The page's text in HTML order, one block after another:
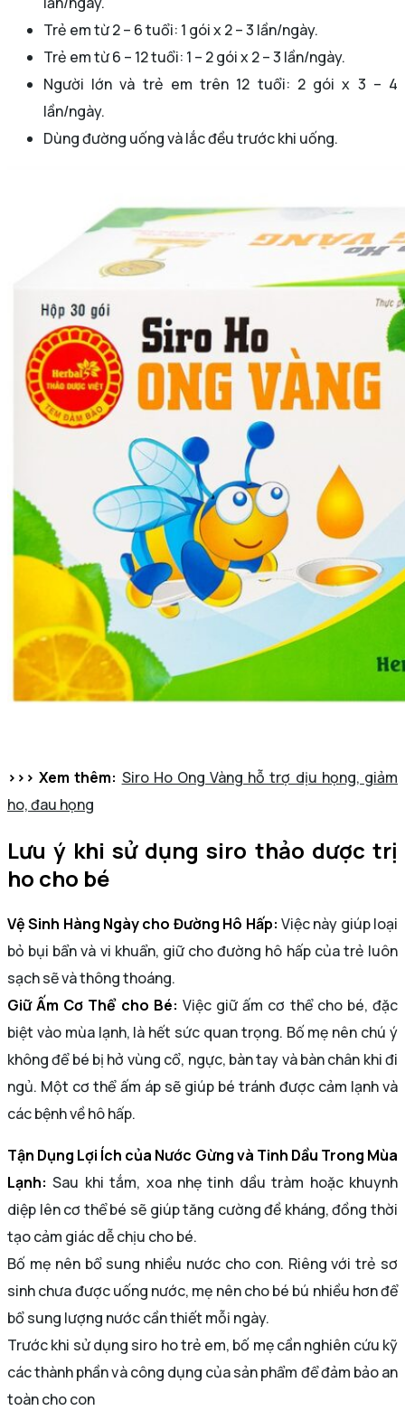
Trẻ em từ 2 – 6 tuổi: 1 gói x 2 – 3 lần/ngày.
Trẻ em từ 6 – 12 tuổi: 1 – 2 gói x 2 – 3 lần/ngày.
Người lớn và trẻ em trên 12 tuổi: 2 gói x 3 – 4
lần/ngày.
Dùng đường uống và lắc đều trước khi uống.
>>> Xem thêm: Siro Ho Ong Vàng hỗ trợ dịu họng, giảm
ho, đau họng
Lưu ý khi sử dụng siro thảo dược trị
ho cho bé
Vệ Sinh Hàng Ngày cho Đường Hô Hấp: Việc này giúp loại
bỏ bụi bẩn và vi khuẩn, giữ cho đường hô hấp của trẻ luôn
sạch sẽ và thông thoáng.
Giữ Ấm Cơ Thể cho Bé: Việc giữ ấm cơ thể cho bé, đặc
biệt vào mùa lạnh, là hết sức quan trọng. Bố mẹ nên chú ý
không để bé bị hở vùng cổ, ngực, bàn tay và bàn chân khi đi
ngủ. Một cơ thể ấm áp sẽ giúp bé tránh được cảm lạnh và
các bệnh về hô hấp.
Tận Dụng Lợi Ích của Nước Gừng và Tinh Dầu Trong Mùa
Lạnh: Sau khi tắm, xoa nhẹ tinh dầu tràm hoặc khuynh
diệp lên cơ thể bé sẽ giúp tăng cường đề kháng, đồng thời
tạo cảm giác dễ chịu cho bé.
Bố mẹ nên bổ sung nhiều nước cho con. Riêng với trẻ sơ
sinh chưa được uống nước, mẹ nên cho bé bú nhiều hơn để
bổ sung lượng nước cần thiết mỗi ngày.
Trước khi sử dụng siro ho trẻ em, bố mẹ cần nghiên cứu kỹ
các thành phần và công dụng của sản phẩm để đảm bảo an
toàn cho con